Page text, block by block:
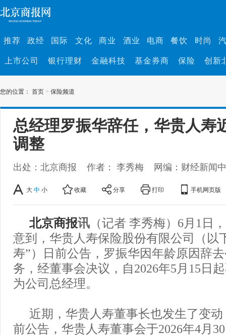
推荐 政经 国际 文化 商业 酒业 电商 餐饮 时尚
上市公司 银行理财 金融科技 基金券商 保险 创新
您的位置： 首页 > 保险频道
总经理罗振华辞任，华贵人寿
调整
出处：北京商报 作者： 李秀梅 网编：财经新闻
大 中 小 收藏 分享 打印 手机网页版
北京商报讯 （记者 李秀梅）6月1日
意到，华贵人寿保险股份有限公司（以
寿”）日前公告，罗振华因年龄原因辞
务，经董事会决议，自2026年5月15日
为公司总经理。
近期，华贵人寿董事长也发生了变
前公告，华贵人寿董事会于2026年4月